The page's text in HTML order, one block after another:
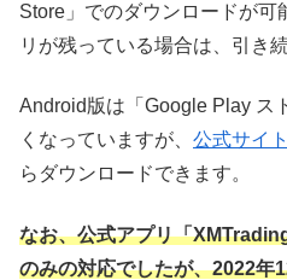
Store」でのダウンロードが可
リが残っている場合は、引き
Android版は「Google Play ス
くなっていますが、 公式サイト
らダウンロードできます。
なお、公式アプリ「
のみの対応でしたが、2022年